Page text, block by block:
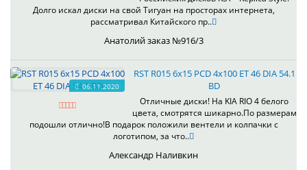
Долго искал диски на свой Тигуан на просторах интернета,
рассматривал Китайского пр..
Анатолий заказ №916/3
06.11.2020
RST R015 6x15 PCD 4x100 ET 46 DIA 54.1
BD
Отличные диски! На KIA RIO 4 белого
цвета, смотрятся шикарно.По размерам
подошли отлично!В подарок положили вентели и колпачки с
логотипом, за что..
Александр Наливкин